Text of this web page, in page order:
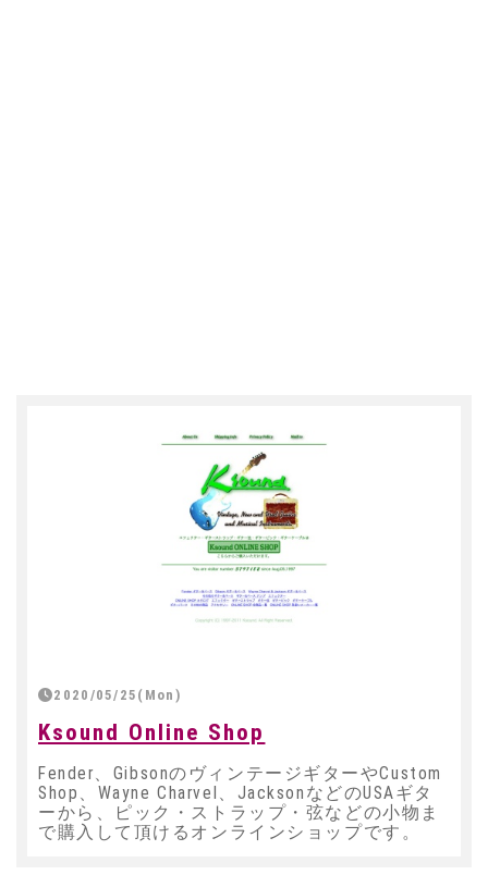
2020/05/25(Mon)
Ksound Online Shop
Fender、GibsonのヴィンテージギターやCustom
Shop、Wayne Charvel、JacksonなどのUSAギタ
ーから、ピック・ストラップ・弦などの小物ま
で購入して頂けるオンラインショップです。